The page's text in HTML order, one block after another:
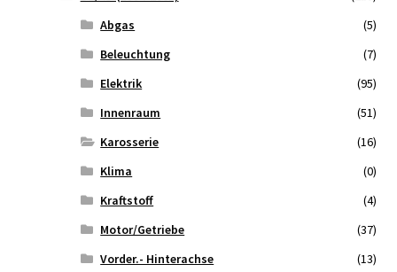
Abgas
(5)
Beleuchtung
(7)
Elektrik
(95)
Innenraum
(51)
Karosserie
(16)
Klima
(0)
Kraftstoff
(4)
Motor/Getriebe
(37)
Vorder.- Hinterachse
(13)